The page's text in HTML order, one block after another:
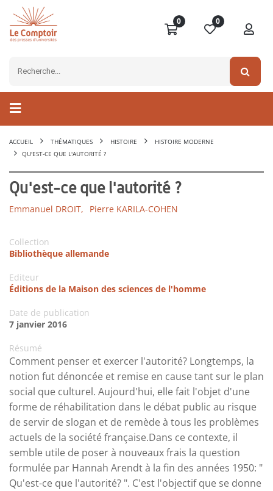
0 0
ACCUEIL THÉMATIQUES HISTOIRE
HISTOIRE MODERNE
QU'EST-CE QUE L'AUTORITÉ ?
Qu'est-ce que l'autorité ?
Emmanuel DROIT, Pierre KARILA-COHEN
Collection
Bibliothèque allemande
Editeur
Éditions de la Maison des sciences de l'homme
Date de publication
7 janvier 2016
Résumé
Comment penser et exercer l'autorité? Longtemps, la
notion fut dénoncée et remise en cause tant sur le plan
social que culturel. Aujourd'hui, elle fait l'objet d'une
forme de réhabilitation dans le débat public au risque
de servir de slogan et de remède à tous les problèmes
actuels de la société française.Dans ce contexte, il
semble utile de poser à nouveaux frais la question
formulée par Hannah Arendt à la fin des années 1950: "
Qu'est-ce que l'autorité? ". C'est l'objectif que se donne